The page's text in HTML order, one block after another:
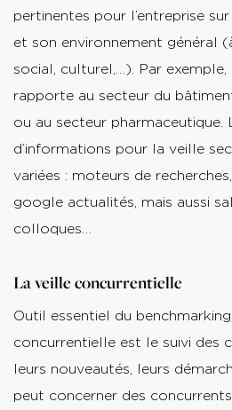
pertinentes pour l’entreprise
et son environnement général
social, culturel,…). Par
rapporte au secteur du
ou au secteur pharmaceutique.
d’informations pour la veille
variées : moteurs de
google actualités, mais aussi
colloques…
La veille concurrentielle
Outil essentiel du
concurrentielle est le suivi des
leurs nouveautés, leurs
peut concerner des